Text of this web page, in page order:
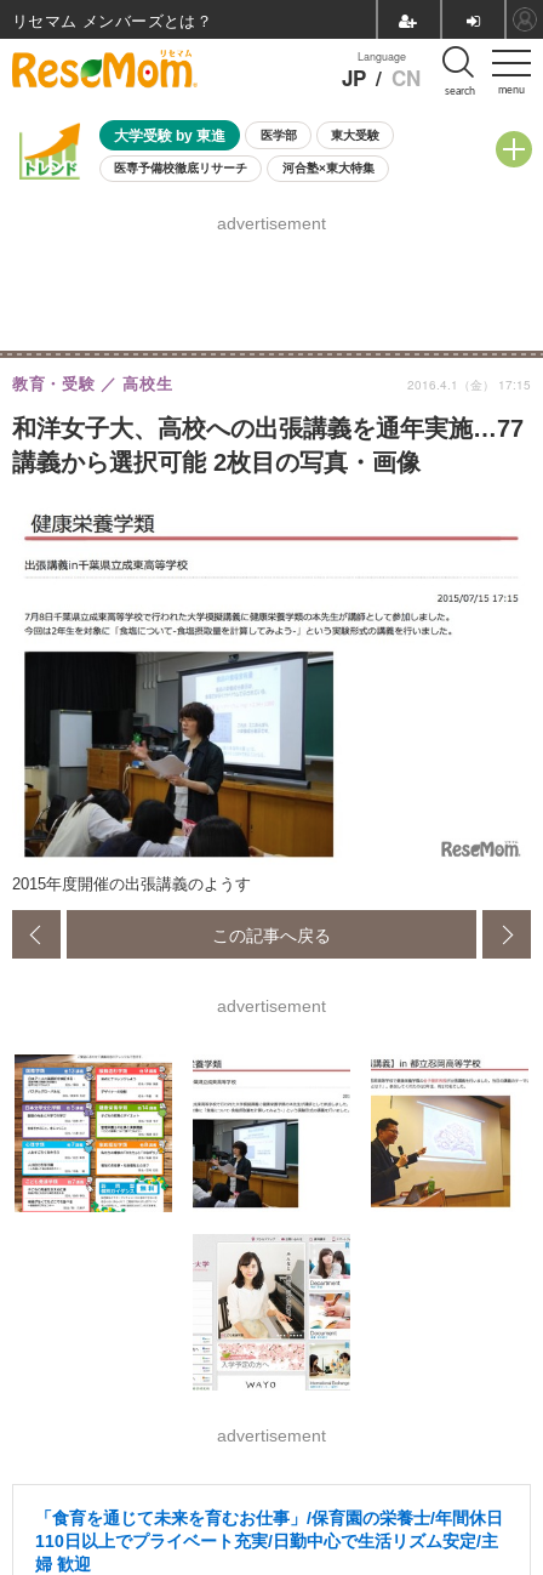
menu
Language
JP / CN search
大学受験 by 東進 医学部 東大受験
医専予備校徹底リサーチ 河合塾×東大特集
8月開催学校説明会・相談会
advertisement
和洋女子大、高校への出張講義を通年実施…77
講義から選択可能 2枚目の写真・画像
教育・受験 高校生 2016.4.1（金） 17:15
2015年度開催の出張講義のようす
この記事へ戻る
advertisement
advertisement
「食育を通じて未来を育むお仕事」/保育園の栄養士/年間休日
110日以上でプライベート充実/日勤中心で生活リズム安定/主
婦 歓迎
リセマム メンバーズ